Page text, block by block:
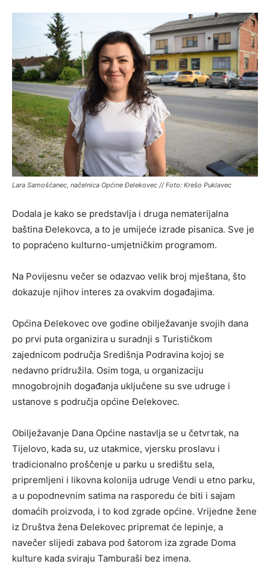
Lara Samošćanec, načelnica Općine Đelekovec // Foto: Krešo Puklavec
Dodala je kako se predstavlja i druga nematerijalna
baština Đelekovca, a to je umijeće izrade pisanica. Sve je
to popraćeno kulturno-umjetničkim programom.
Na Povijesnu večer se odazvao velik broj mještana, što
dokazuje njihov interes za ovakvim događajima.
Općina Đelekovec ove godine obilježavanje svojih dana
po prvi puta organizira u suradnji s Turističkom
zajednicom područja Središnja Podravina kojoj se
nedavno pridružila. Osim toga, u organizaciju
mnogobrojnih događanja uključene su sve udruge i
ustanove s područja općine Đelekovec.
Obilježavanje Dana Općine nastavlja se u četvrtak, na
Tijelovo, kada su, uz utakmice, vjersku proslavu i
tradicionalno proščenje u parku u središtu sela,
pripremljeni i likovna kolonija udruge Vendi u etno parku,
a u popodnevnim satima na rasporedu će biti i sajam
domaćih proizvoda, i to kod zgrade općine. Vrijedne žene
iz Društva žena Đelekovec pripremat će lepinje, a
navečer slijedi zabava pod šatorom iza zgrade Doma
kulture kada sviraju Tamburaši bez imena.